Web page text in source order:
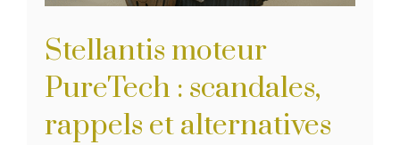
Stellantis moteur
PureTech : scandales,
rappels et alternatives